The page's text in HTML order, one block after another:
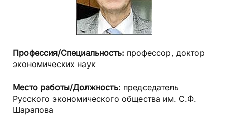
Профессия/Специальность: профессор, доктор
экономических наук
Место работы/Должность: председатель
Русского экономического общества им. С.Ф.
Шарапова